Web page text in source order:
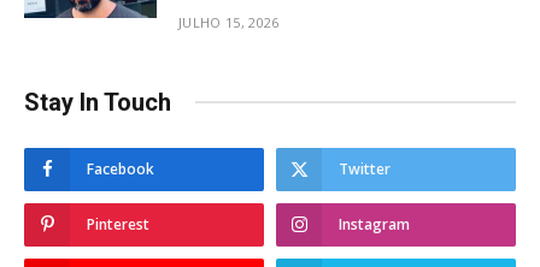
JULHO 15, 2026
Stay In Touch
Facebook Twitter
Pinterest Instagram